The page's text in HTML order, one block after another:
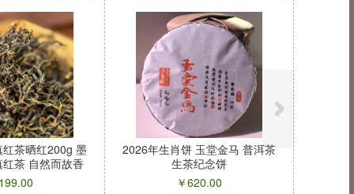
茶晒红200g 墨
茶 自然而故香
2026年生肖饼 玉堂金马 普洱茶
生茶纪念饼
￥620.00